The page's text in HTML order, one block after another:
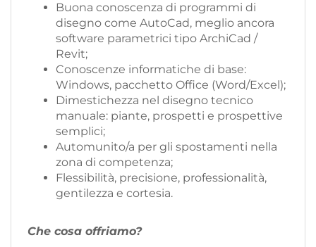
Buona conoscenza di programmi di
disegno come AutoCad, meglio ancora
software parametrici tipo ArchiCad /
Revit;
Conoscenze informatiche di base:
Windows, pacchetto Office (Word/Excel);
Dimestichezza nel disegno tecnico
manuale: piante, prospetti e prospettive
semplici;
Automunito/a per gli spostamenti nella
zona di competenza;
Flessibilità, precisione, professionalità,
gentilezza e cortesia.
Che cosa offriamo?